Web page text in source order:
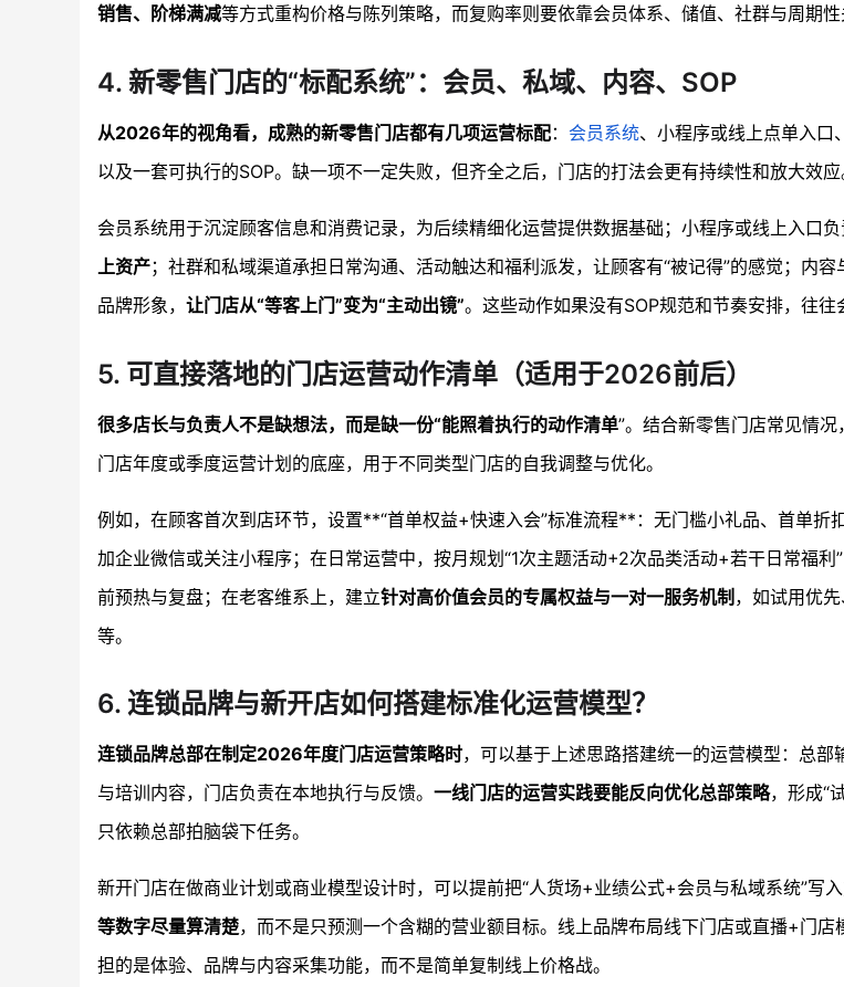
销售、阶梯满减等方式重构价格与陈列策略，而复购率则要依靠会员体系、储值、社群与周期性
4. 新零售门店的“标配系统”：会员、私域、内容、SOP
从2026年的视角看，成熟的新零售门店都有几项运营标配： 会员系统、小程序或线上点单入口
以及一套可执行的SOP。缺一项不一定失败，但齐全之后，门店的打法会更有持续性和放大效应
会员系统用于沉淀顾客信息和消费记录，为后续精细化运营提供数据基础；小程序或线上入口
上资产；社群和私域渠道承担日常沟通、活动触达和福利派发，让顾客有“被记得”的感觉；内
品牌形象， 让门店从“等客上门”变为“主动出镜”。这些动作如果没有SOP规范和节奏安排，往往
5. 可直接落地的门店运营动作清单（适用于2026前后）
很多店长与负责人不是缺想法，而是缺一份“能照着执行的动作清单”。结合新零售门店常见情
门店年度或季度运营计划的底座，用于不同类型门店的自我调整与优化。
例如，在顾客首次到店环节，设置**“首单权益+快速入会”标准流程**：无门槛小礼品、首单折
加企业微信或关注小程序；在日常运营中，按月规划“1次主题活动+2次品类活动+若干日常福利
前预热与复盘；在老客维系上，建立针对高价值会员的专属权益与一对一服务机制 ，如试用优
等。
6. 连锁品牌与新开店如何搭建标准化运营模型？
连锁品牌总部在制定2026年度门店运营策略时，可以基于上述思路搭建统一的运营模型：总
与培训内容，门店负责在本地执行与反馈。 一线门店的运营实践要能反向优化总部策略，形成“
只依赖总部拍脑袋下任务。
新开门店在做商业计划或商业模型设计时，可以提前把“人货场+业绩公式+会员与私域系统”写入
等数字尽量算清楚，而不是只预测一个含糊的营业额目标。线上品牌布局线下门店或直播+门
担的是体验、品牌与内容采集功能，而不是简单复制线上价格战。